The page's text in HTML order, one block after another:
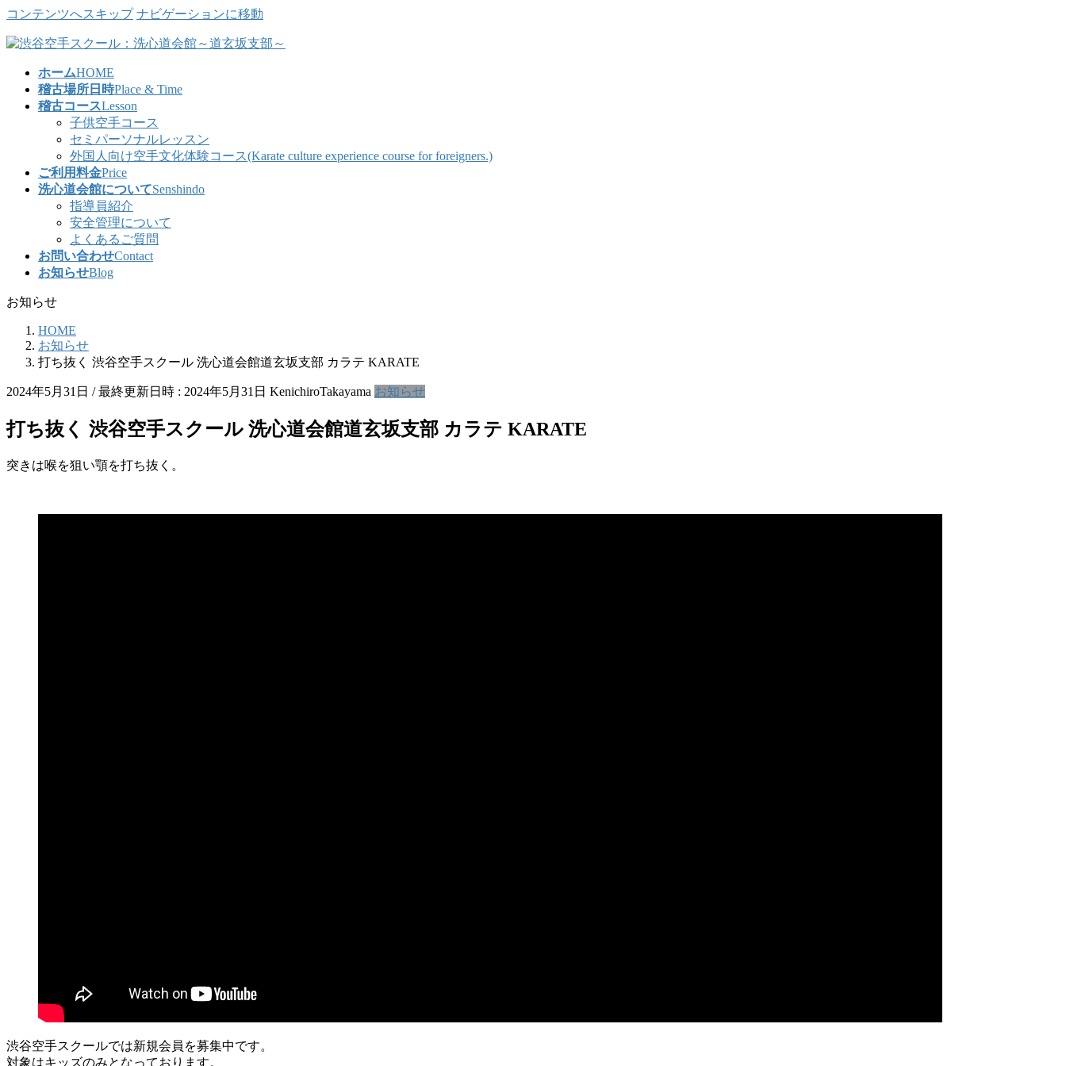
コンテンツへスキップ ナビゲーションに移動
ホームHOME
稽古場所日時Place & Time
稽古コースLesson
子供空手コース
セミパーソナルレッスン
外国人向け空手文化体験コース(Karate culture experience course for foreigners.)
ご利用料金Price
洗心道会館についてSenshindo
指導員紹介
安全管理について
よくあるご質問
お問い合わせContact
お知らせBlog
お知らせ
HOME
お知らせ
打ち抜く 渋谷空手スクール 洗心道会館道玄坂支部 カラテ KARATE
2024年5月31日 / 最終更新日時 : 2024年5月31日 KenichiroTakayama お知らせ
打ち抜く 渋谷空手スクール 洗心道会館道玄坂支部 カラテ KARATE
突きは喉を狙い顎を打ち抜く。
渋谷空手スクールでは新規会員を募集中です。
対象はキッズのみとなっております。